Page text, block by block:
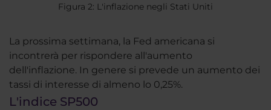
Figura 2: L'inflazione negli Stati Uniti
La prossima settimana, la Fed americana si
incontrerà per rispondere all'aumento
dell'inflazione. In genere si prevede un aumento dei
tassi di interesse di almeno lo 0,25%.
L'indice SP500